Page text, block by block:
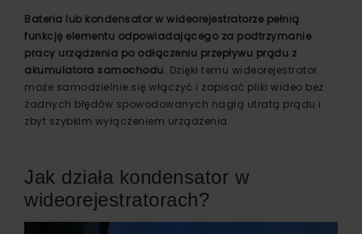
Bateria lub kondensator w wideorejestratorze pełnią
funkcję elementu odpowiadającego za podtrzymanie
pracy urządzenia po odłączeniu przepływu prądu z
akumulatora samochodu. Dzięki temu wideorejestrator
może samodzielnie się włączyć i zapisać pliki wideo bez
żadnych błędów spowodowanych nagłą utratą prądu i
zbyt szybkim wyłączeniem urządzenia.
Jak działa kondensator w
wideorejestratorach?